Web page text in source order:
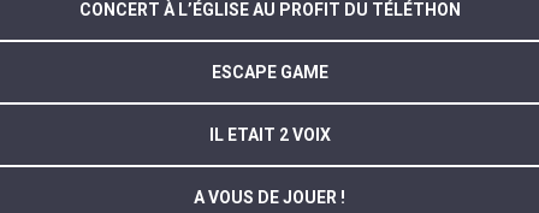
CONCERT À L’ÉGLISE AU PROFIT DU TÉLÉTHON
ESCAPE GAME
IL ETAIT 2 VOIX
A VOUS DE JOUER !